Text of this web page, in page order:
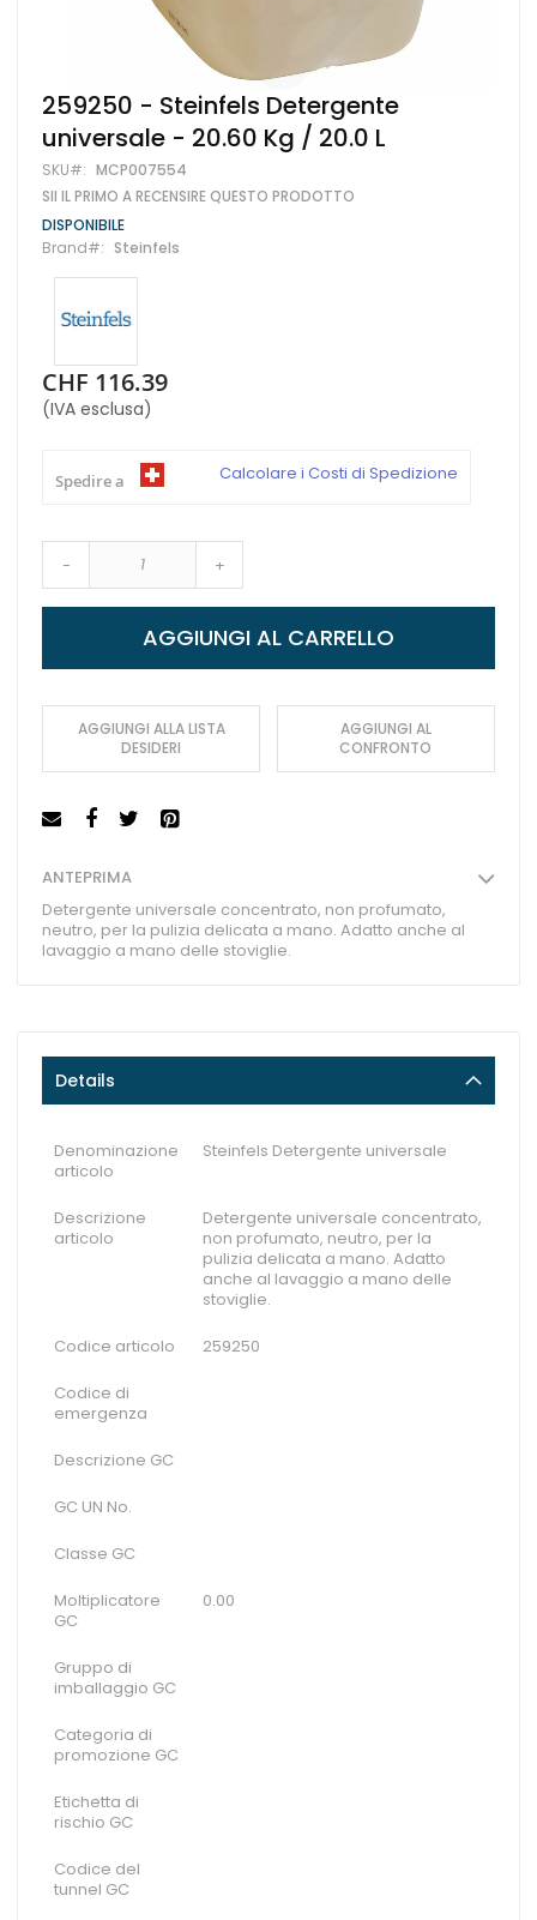
Vai
all'inizio
della
galleria
di
immagini
259250 - Steinfels Detergente
universale - 20.60 Kg / 20.0 L
SKU MCP007554
SII IL PRIMO A RECENSIRE QUESTO PRODOTTO
DISPONIBILE
Brand
Steinfels
CHF 116.39
(IVA esclusa)
Spedire a Calcolare i Costi di Spedizione
- +
AGGIUNGI AL CARRELLO
AGGIUNGI ALLA LISTA
DESIDERI
AGGIUNGI AL
CONFRONTO
ANTEPRIMA
Detergente universale concentrato, non profumato,
neutro, per la pulizia delicata a mano. Adatto anche al
lavaggio a mano delle stoviglie.
Details
Denominazione
articolo
Steinfels Detergente universale
Descrizione
articolo
Detergente universale concentrato,
non profumato, neutro, per la
pulizia delicata a mano. Adatto
anche al lavaggio a mano delle
stoviglie.
Codice articolo 259250
Codice di
emergenza
Descrizione GC
GC UN No.
Classe GC
Moltiplicatore
GC
0.00
Gruppo di
imballaggio GC
Categoria di
promozione GC
Etichetta di
rischio GC
Codice del
tunnel GC